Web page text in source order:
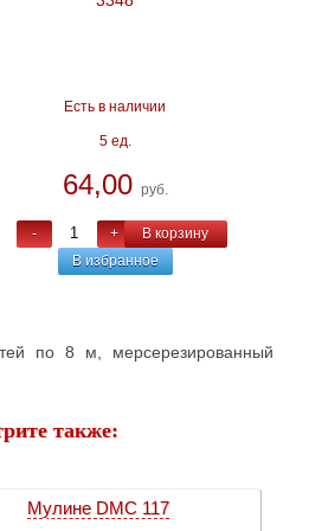
Есть в наличии
5 ед.
64,00 руб.
- +
В корзину
В избранное
по 8 м, мерсерезированный
также:
Мулине DMC 117